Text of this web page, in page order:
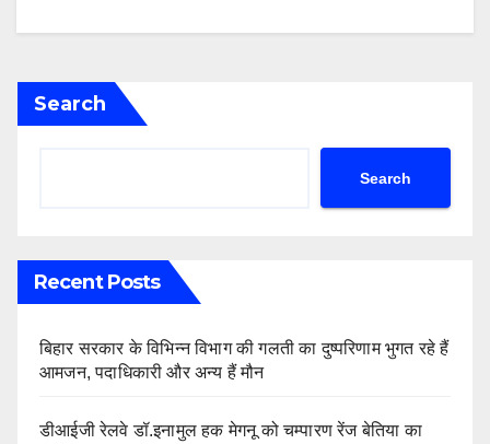
Search
Search
Recent Posts
बिहार सरकार के विभिन्न विभाग की गलती का दुष्परिणाम भुगत रहे हैं
आमजन, पदाधिकारी और अन्य हैं मौन
डीआईजी रेलवे डॉ.इनामुल हक मेगनू को चम्पारण रेंज बेतिया का